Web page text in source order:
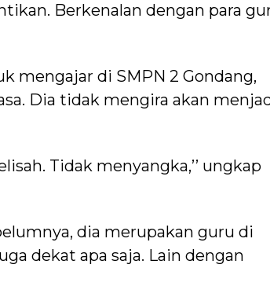
Berkenalan dengan para
mengajar di SMPN 2 Gondang,
Dia tidak mengira akan
Tidak menyangka,’’ ungkap
dia merupakan guru di
dekat apa saja. Lain dengan